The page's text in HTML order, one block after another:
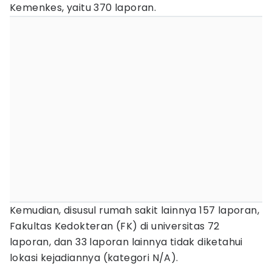
Kemenkes, yaitu 370 laporan.
Kemudian, disusul rumah sakit lainnya 157 laporan,
Fakultas Kedokteran (FK) di universitas 72
laporan, dan 33 laporan lainnya tidak diketahui
lokasi kejadiannya (kategori N/A).